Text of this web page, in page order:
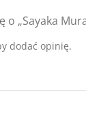
„Sayaka
dodać opinię.